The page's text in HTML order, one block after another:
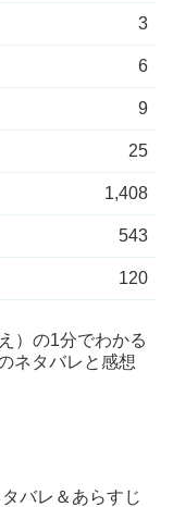
3
6
9
25
1,408
543
120
）の1分でわかる
ネタバレと感想
バレ＆あらすじ